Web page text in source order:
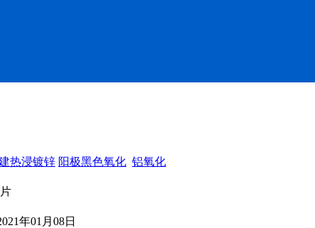
热浸镀锌 阳极黑色氧化 铝氧化
年01月08日